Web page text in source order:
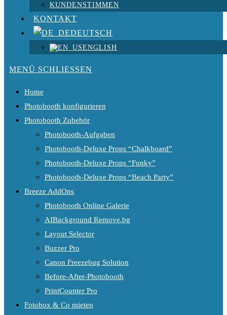
KUNDENSTIMMEN
KONTAKT
DEUTSCH
ENGLISH
MENÜ SCHLIESSEN
Home
Photobooth konfigurieren
Photobooth Zubehör
Photobooth-Aufgaben
Photobooth-Deluxe Props “Chalkboard”
Photobooth-Deluxe Props “Funky”
Photobooth-Deluxe Props “Beach Party”
Breeze AddOns
Photobooth Online Galerie
AIBackground Remove.bg
Layout Selector
Buzzer Pro
Canon Freezebug Solution
Before-After-Photobooth
PrintCounter Pro
Fotobox & Co mieten